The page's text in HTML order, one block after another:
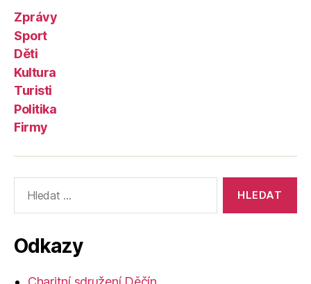
Zprávy
Sport
Děti
Kultura
Turisti
Politika
Firmy
vyhledávání:
Odkazy